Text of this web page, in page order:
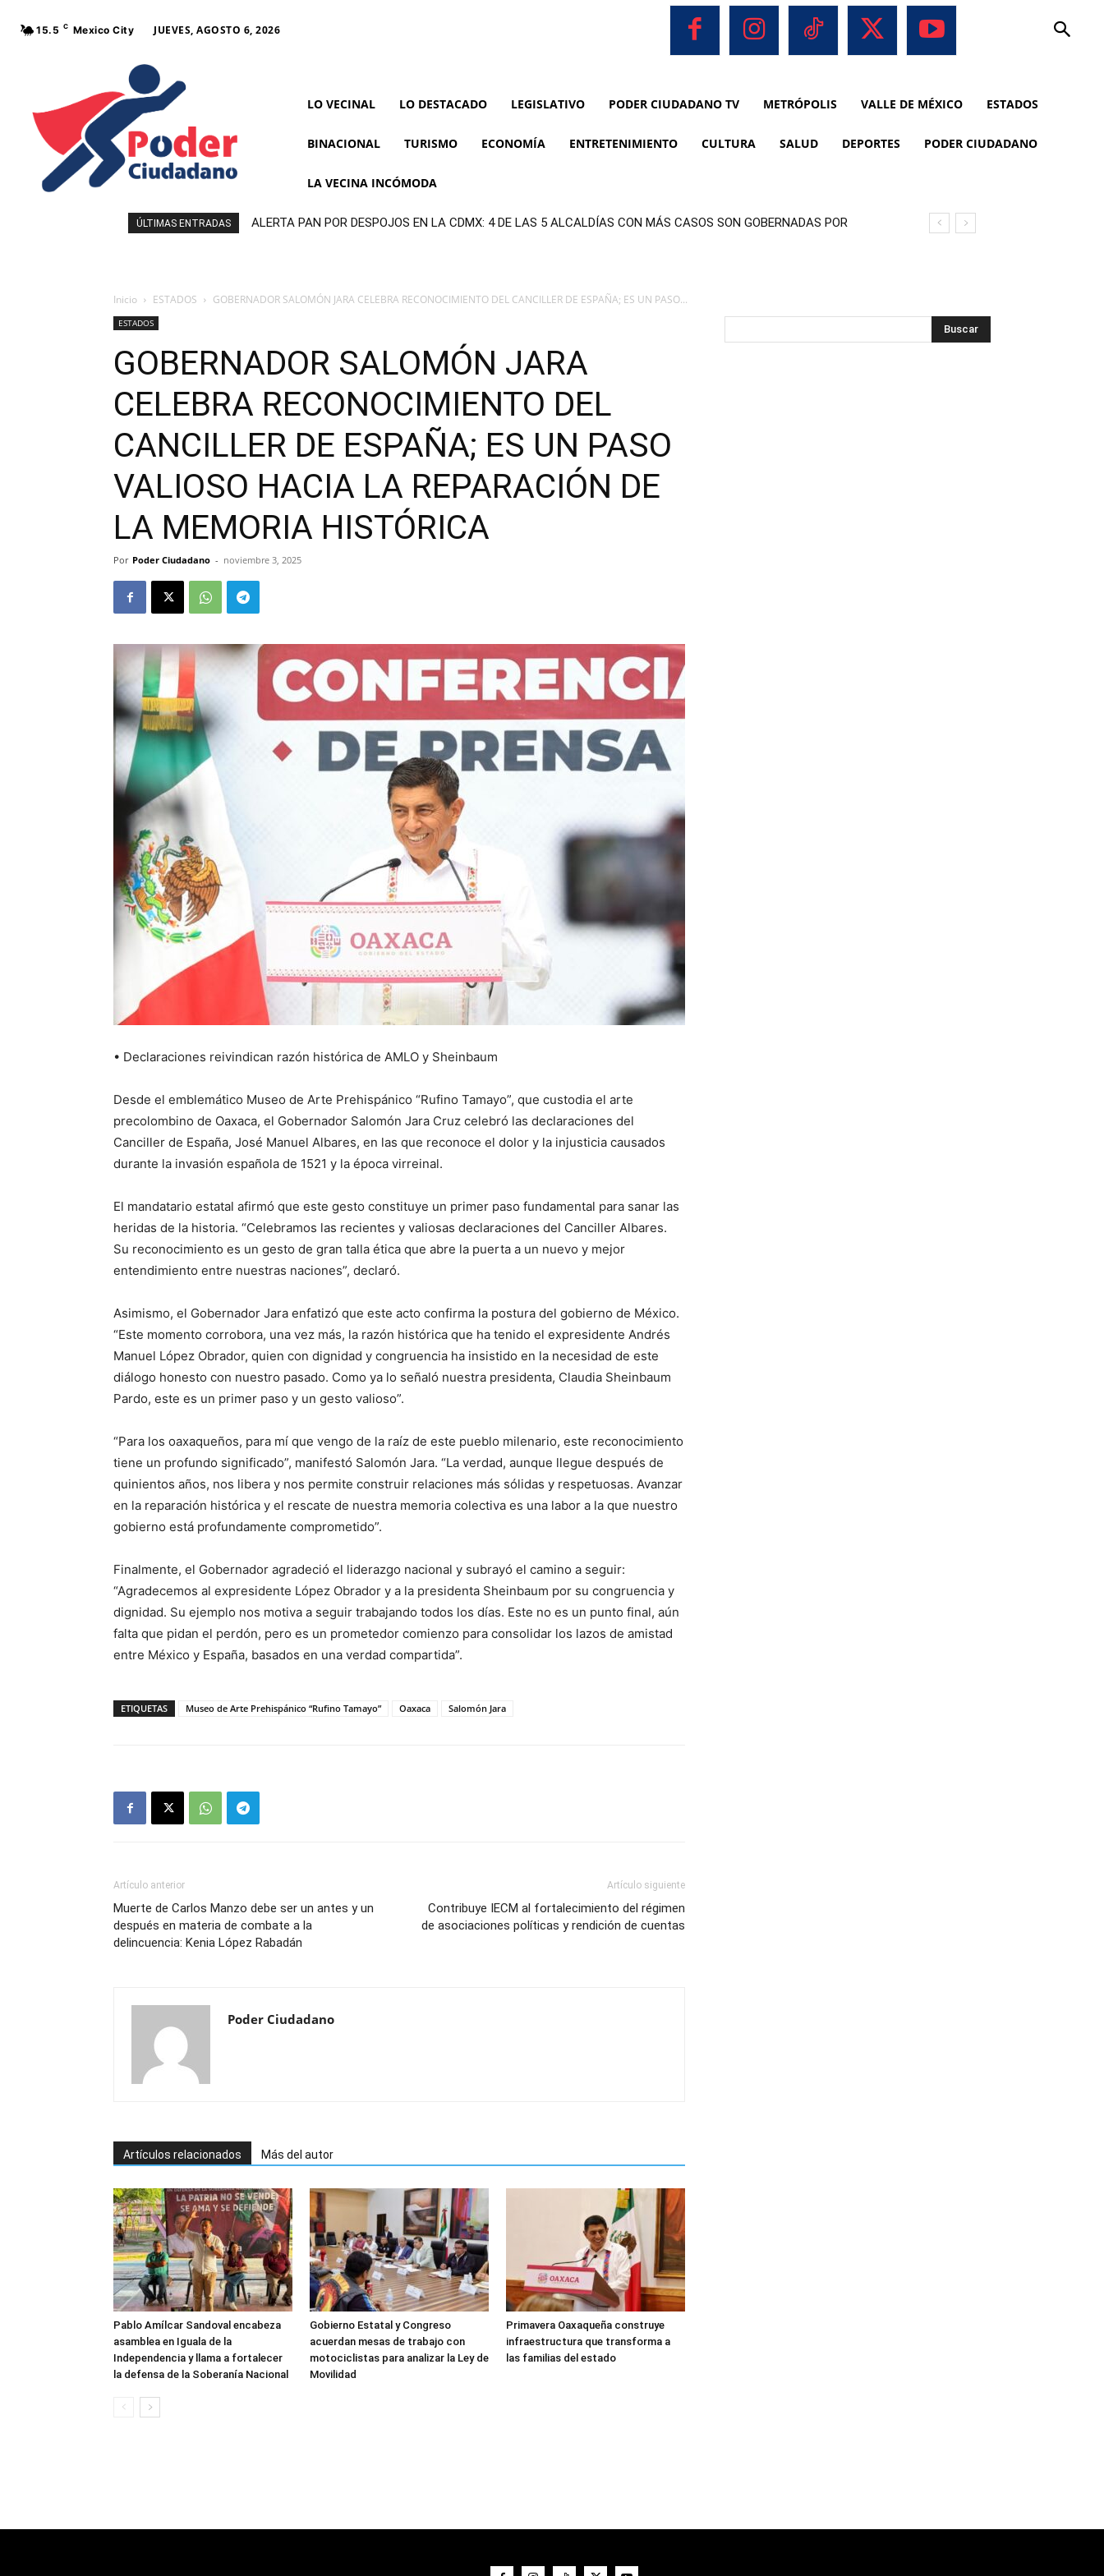
15.5 C Mexico City JUEVES, AGOSTO 6, 2026
LO VECINAL LO DESTACADO LEGISLATIVO PODER CIUDADANO TV METRÓPOLIS VALLE DE MÉXICO ESTADOS
BINACIONAL TURISMO ECONOMÍA ENTRETENIMIENTO CULTURA SALUD DEPORTES PODER CIUDADANO
LA VECINA INCÓMODA
ÚLTIMAS ENTRADAS
ALERTA PAN POR DESPOJOS EN LA CDMX: 4 DE LAS 5 ALCALDÍAS CON MÁS CASOS SON GOBERNADAS POR
Inicio ESTADOS GOBERNADOR SALOMÓN JARA CELEBRA RECONOCIMIENTO DEL CANCILLER DE ESPAÑA; ES UN PASO...
ESTADOS
GOBERNADOR SALOMÓN JARA
CELEBRA RECONOCIMIENTO DEL
CANCILLER DE ESPAÑA; ES UN PASO
VALIOSO HACIA LA REPARACIÓN DE
LA MEMORIA HISTÓRICA
Por Poder Ciudadano - noviembre 3, 2025
•⁠ ⁠Declaraciones reivindican razón histórica de AMLO y Sheinbaum
Desde el emblemático Museo de Arte Prehispánico “Rufino Tamayo”, que custodia el arte
precolombino de Oaxaca, el Gobernador Salomón Jara Cruz celebró las declaraciones del
Canciller de España, José Manuel Albares, en las que reconoce el dolor y la injusticia causados
durante la invasión española de 1521 y la época virreinal.
El mandatario estatal afirmó que este gesto constituye un primer paso fundamental para sanar las
heridas de la historia. “Celebramos las recientes y valiosas declaraciones del Canciller Albares.
Su reconocimiento es un gesto de gran talla ética que abre la puerta a un nuevo y mejor
entendimiento entre nuestras naciones”, declaró.
Asimismo, el Gobernador Jara enfatizó que este acto confirma la postura del gobierno de México.
“Este momento corrobora, una vez más, la razón histórica que ha tenido el expresidente Andrés
Manuel López Obrador, quien con dignidad y congruencia ha insistido en la necesidad de este
diálogo honesto con nuestro pasado. Como ya lo señaló nuestra presidenta, Claudia Sheinbaum
Pardo, este es un primer paso y un gesto valioso”.
“Para los oaxaqueños, para mí que vengo de la raíz de este pueblo milenario, este reconocimiento
tiene un profundo significado”, manifestó Salomón Jara. “La verdad, aunque llegue después de
quinientos años, nos libera y nos permite construir relaciones más sólidas y respetuosas. Avanzar
en la reparación histórica y el rescate de nuestra memoria colectiva es una labor a la que nuestro
gobierno está profundamente comprometido”.
Finalmente, el Gobernador agradeció el liderazgo nacional y subrayó el camino a seguir:
“Agradecemos al expresidente López Obrador y a la presidenta Sheinbaum por su congruencia y
dignidad. Su ejemplo nos motiva a seguir trabajando todos los días. Este no es un punto final, aún
falta que pidan el perdón, pero es un prometedor comienzo para consolidar los lazos de amistad
entre México y España, basados en una verdad compartida”.
ETIQUETAS Museo de Arte Prehispánico “Rufino Tamayo” Oaxaca Salomón Jara
Artículo anterior
Muerte de Carlos Manzo debe ser un antes y un
después en materia de combate a la
delincuencia: Kenia López Rabadán
Artículo siguiente
Contribuye IECM al fortalecimiento del régimen
de asociaciones políticas y rendición de cuentas
Poder Ciudadano
Artículos relacionados Más del autor
Pablo Amílcar Sandoval encabeza
asamblea en Iguala de la
Independencia y llama a fortalecer
la defensa de la Soberanía Nacional
Gobierno Estatal y Congreso
acuerdan mesas de trabajo con
motociclistas para analizar la Ley de
Movilidad
Primavera Oaxaqueña construye
infraestructura que transforma a
las familias del estado